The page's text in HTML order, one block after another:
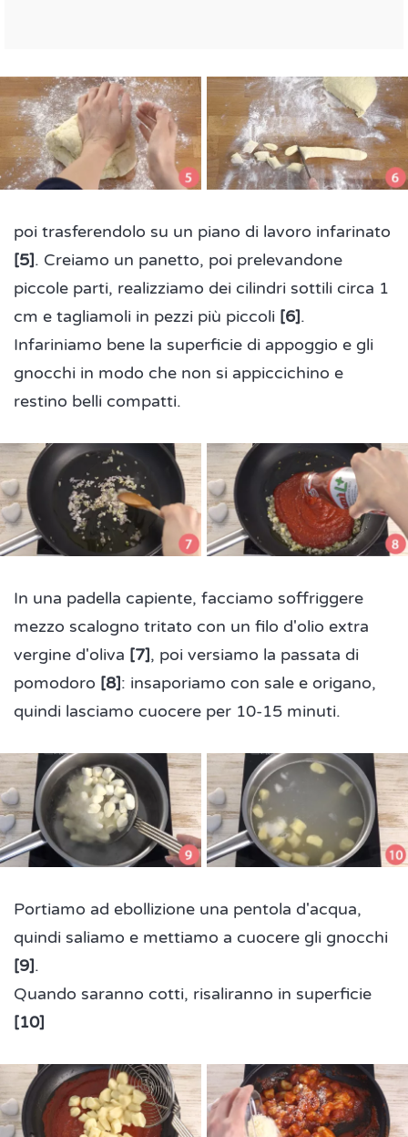
poi trasferendolo su un piano di lavoro infarinato
[5]. Creiamo un panetto, poi prelevandone
piccole parti, realizziamo dei cilindri sottili circa 1
cm e tagliamoli in pezzi più piccoli [6].
Infariniamo bene la superficie di appoggio e gli
gnocchi in modo che non si appiccichino e
restino belli compatti.
In una padella capiente, facciamo soffriggere
mezzo scalogno tritato con un filo d'olio extra
vergine d'oliva [7], poi versiamo la passata di
pomodoro [8]: insaporiamo con sale e origano,
quindi lasciamo cuocere per 10-15 minuti.
Portiamo ad ebollizione una pentola d'acqua,
quindi saliamo e mettiamo a cuocere gli gnocchi
[9].
Quando saranno cotti, risaliranno in superficie
[10]